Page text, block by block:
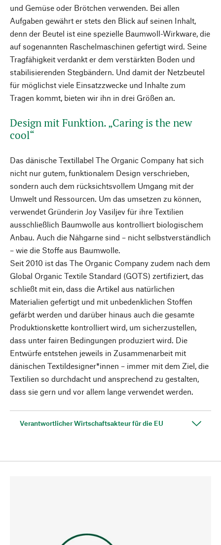
und Gemüse oder Brötchen verwenden. Bei allen
Aufgaben gewährt er stets den Blick auf seinen Inhalt,
denn der Beutel ist eine spezielle Baumwoll-Wirkware, die
auf sogenannten Raschelmaschinen gefertigt wird. Seine
Tragfähigkeit verdankt er dem verstärkten Boden und
stabilisierenden Stegbändern. Und damit der Netzbeutel
für möglichst viele Einsatzzwecke und Inhalte zum
Tragen kommt, bieten wir ihn in drei Größen an.
Design mit Funktion. „Caring is the new
cool“
Das dänische Textillabel The Organic Company hat sich
nicht nur gutem, funktionalem Design verschrieben,
sondern auch dem rücksichtsvollem Umgang mit der
Umwelt und Ressourcen. Um das umsetzen zu können,
verwendet Gründerin Joy Vasiljev für ihre Textilien
ausschließlich Baumwolle aus kontrolliert biologischem
Anbau. Auch die Nähgarne sind – nicht selbstverständlich
– wie die Stoffe aus Baumwolle.
Seit 2010 ist das The Organic Company zudem nach dem
Global Organic Textile Standard (GOTS) zertifiziert, das
schließt mit ein, dass die Artikel aus natürlichen
Materialien gefertigt und mit unbedenklichen Stoffen
gefärbt werden und darüber hinaus auch die gesamte
Produktionskette kontrolliert wird, um sicherzustellen,
dass unter fairen Bedingungen produziert wird. Die
Entwürfe entstehen jeweils in Zusammenarbeit mit
dänischen Textildesigner*innen – immer mit dem Ziel, die
Textilien so durchdacht und ansprechend zu gestalten,
dass sie gern und vor allem lange verwendet werden.
Verantwortlicher Wirtschaftsakteur für die EU